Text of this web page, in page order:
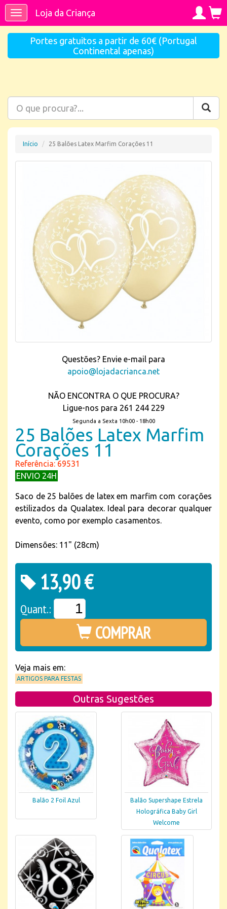
ToggleLoja da Criança
Portes gratuitos a partir de 60€ (Portugal
Continental apenas)
Início 25 Balões Latex Marfim Corações 11
Questões? Envie e-mail para
apoio@lojadacrianca.net
NÃO ENCONTRA O QUE PROCURA?
Ligue-nos para 261 244 229
Segunda a Sexta 10h00 - 18h00
25 Balões Latex Marfim
Corações 11
Referência: 69531
ENVIO 24H
Saco de 25 balões de latex em marfim com corações
estilizados da Qualatex. Ideal para decorar qualquer
evento, como por exemplo casamentos.
Dimensões: 11" (28cm)
13,90 €
Quant.:
COMPRAR
Veja mais em:
ARTIGOS PARA FESTAS
Outras Sugestões
Balão 2 Foil Azul
Balão Supershape Estrela
Holográfica Baby Girl
Welcome